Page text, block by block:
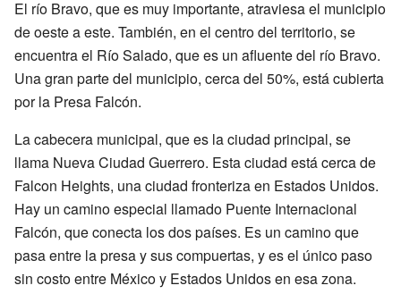
El río Bravo, que es muy importante, atraviesa el municipio
de oeste a este. También, en el centro del territorio, se
encuentra el Río Salado, que es un afluente del río Bravo.
Una gran parte del municipio, cerca del 50%, está cubierta
por la Presa Falcón.
La cabecera municipal, que es la ciudad principal, se
llama Nueva Ciudad Guerrero. Esta ciudad está cerca de
Falcon Heights, una ciudad fronteriza en Estados Unidos.
Hay un camino especial llamado Puente Internacional
Falcón, que conecta los dos países. Es un camino que
pasa entre la presa y sus compuertas, y es el único paso
sin costo entre México y Estados Unidos en esa zona.